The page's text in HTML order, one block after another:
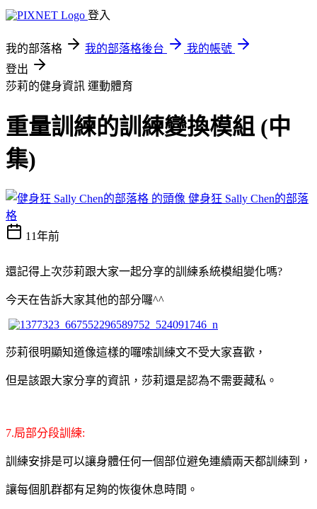
登入
我的部落格 我的部落格後台
我的帳號
登出
莎莉的健身資訊 運動體育
重量訓練的訓練變換模組 (中
集)
健身狂 Sally Chen的部落
格
11年前
還記得上次莎莉跟大家一起分享的訓練系統模組變化嗎?
今天在告訴大家其他的部分囉^^
莎莉很明顯知道像這樣的囉嗦訓練文不受大家喜歡，
但是該跟大家分享的資訊，莎莉還是認為不需要藏私。
7.局部分段訓練:
訓練安排是可以讓身體任何一個部位避免連續兩天都訓練到，
讓每個肌群都有足夠的恢復休息時間。